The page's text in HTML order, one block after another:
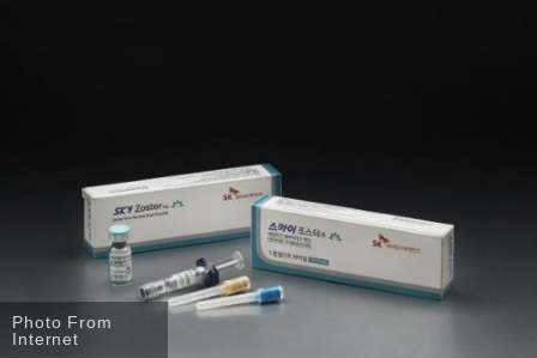
Photo From
Internet